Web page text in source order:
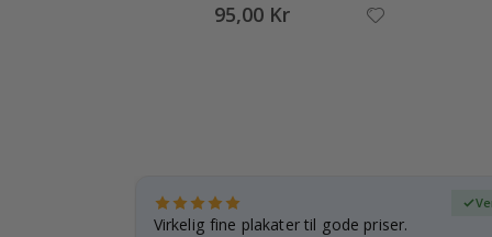
95,00 Kr
Virkelig fine plakater til gode priser.